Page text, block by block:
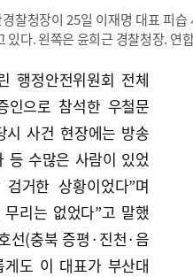
찰청장이 25일 이재명 대표 피
있다. 왼쪽은 윤희근 경찰청장. 연
행정안전위원회 전체
인으로 참석한 우철문
시 사건 현장에는 방송
등 수많은 사람이 있었
거한 상황이었다”며
리는 없었다”고 말했
선(충북 증평·진천·음
도 이 대표가 부산대